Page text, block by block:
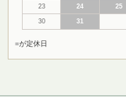
23 24 25
30 31
■が定休日